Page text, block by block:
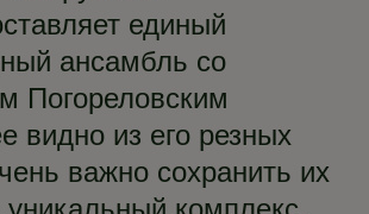
единый
ансамбль со
Погореловским
видно из его резных
важно сохранить их